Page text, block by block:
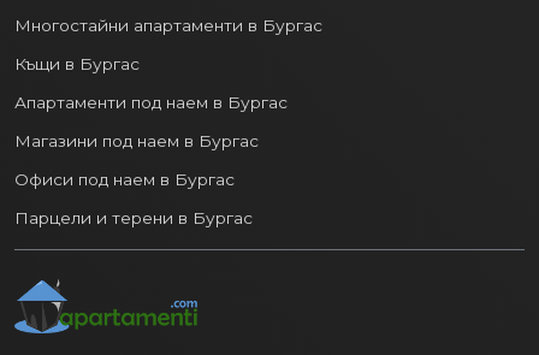
Многостайни апартаменти в Бургас
Къщи в Бургас
Апартаменти под наем в Бургас
Магазини под наем в Бургас
Офиси под наем в Бургас
Парцели и терени в Бургас